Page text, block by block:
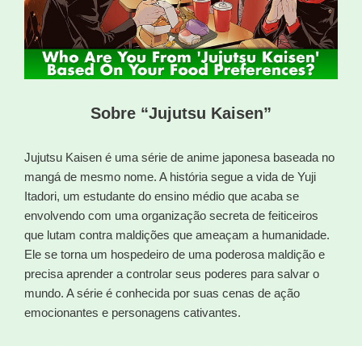
Sobre “Jujutsu Kaisen”
Jujutsu Kaisen é uma série de anime japonesa baseada no
mangá de mesmo nome. A história segue a vida de Yuji
Itadori, um estudante do ensino médio que acaba se
envolvendo com uma organização secreta de feiticeiros
que lutam contra maldições que ameaçam a humanidade.
Ele se torna um hospedeiro de uma poderosa maldição e
precisa aprender a controlar seus poderes para salvar o
mundo. A série é conhecida por suas cenas de ação
emocionantes e personagens cativantes.